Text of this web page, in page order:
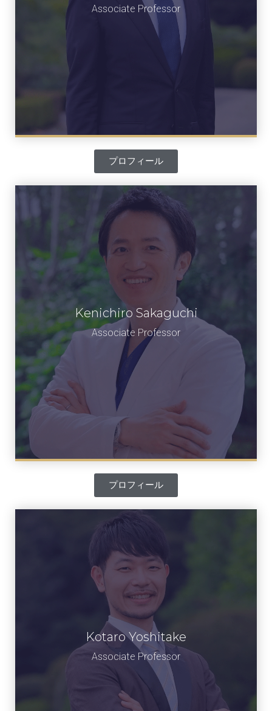
Associate Professor​
准教授
プロフィール
Kenichiro Sakaguchi
Associate Professor​
坂口 健一郎
准教授
プロフィール
Kotaro Yoshitake
Associate Professor​
吉武 光太郎
准教授